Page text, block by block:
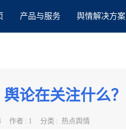
产品与服务 舆情解决方案
论在关注什么？
作者 : 1 分类 : 热点舆情